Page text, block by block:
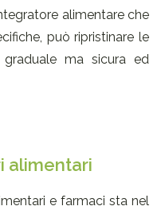
alimentare che
può ripristinare le
ma sicura ed
alimentari
e farmaci sta nel